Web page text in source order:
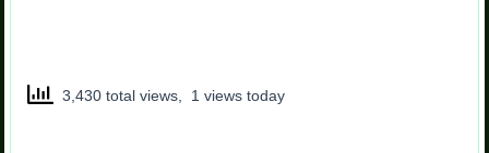
3,430 total views, 1 views today